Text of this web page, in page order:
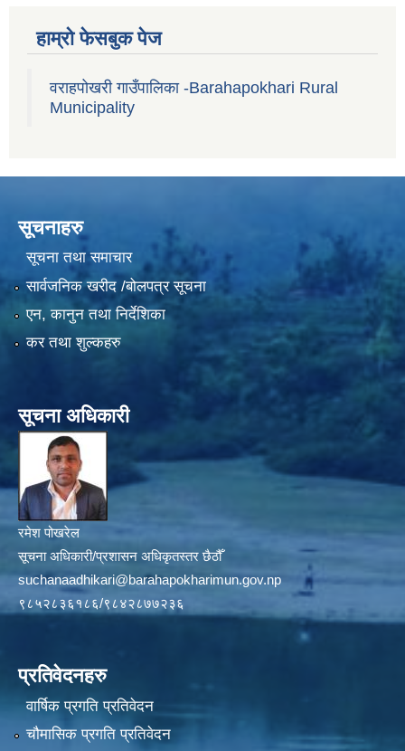
हाम्रो फेसबुक पेज
वराहपोखरी गाउँपालिका -Barahapokhari Rural
Municipality
सूचनाहरु
सूचना तथा समाचार
सार्वजनिक खरीद /बोलपत्र सूचना
एन, कानुन तथा निर्देशिका
कर तथा शुल्कहरु
सूचना अधिकारी
रमेश पोखरेल
सूचना अधिकारी/प्रशासन अधिकृतस्तर छैठौँ
suchanaadhikari@barahapokharimun.gov.np
९८५२८३६१८६/९८४२८७७२३६
प्रतिवेदनहरु
वार्षिक प्रगति प्रतिवेदन
चौमासिक प्रगति प्रतिवेदन